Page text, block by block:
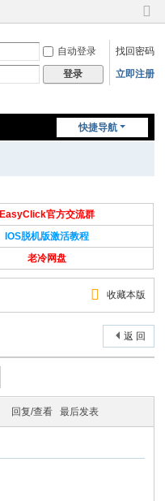
切
到
窄
自动登录
找回密码
登录 立即注册
快捷导航
EasyClick官方交流群
IOS脱机版激活教程
老冷网盘
收藏本版
返 回
回复/查看 最后发表